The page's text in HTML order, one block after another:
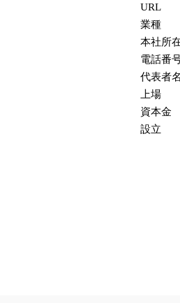
URL
業種
本社所
電話番
代表者名
上場
資本金
設立